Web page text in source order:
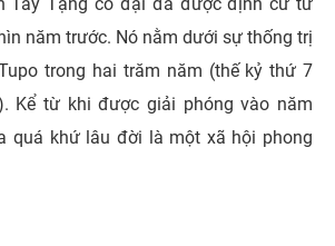
năm trước. Nó nằm dưới sự thống trị
trong hai trăm năm (thế kỷ thứ 7
Kể từ khi được giải phóng vào năm
quá khứ lâu đời là một xã hội phong